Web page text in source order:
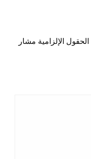
الحقول الإلزامية مشار